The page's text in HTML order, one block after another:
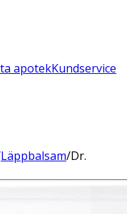
apotekKundservice
Läppbalsam/Dr.